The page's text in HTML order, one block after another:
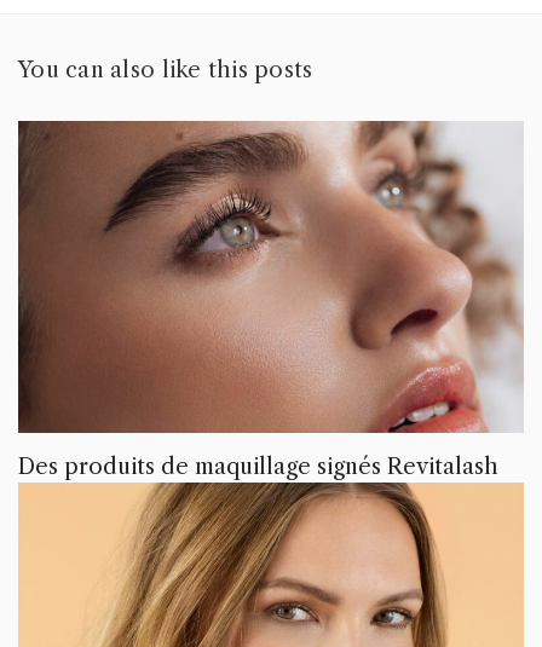
You can also like this posts
Des produits de maquillage signés Revitalash